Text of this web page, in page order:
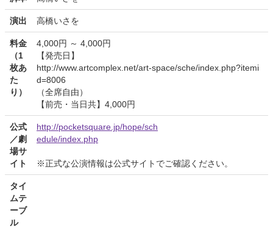
演出 高橋いさを
料金
（1
枚あ
た
り）
4,000円 ～ 4,000円
【発売日】
http://www.artcomplex.net/art-space/sche/index.php?itemi
d=8006
（全席自由）
【前売・当日共】4,000円
公式
／劇
場サ
イト
http://pocketsquare.jp/hope/sch
edule/index.php
※正式な公演情報は公式サイトでご確認ください。
タイ
ムテ
ーブ
ル